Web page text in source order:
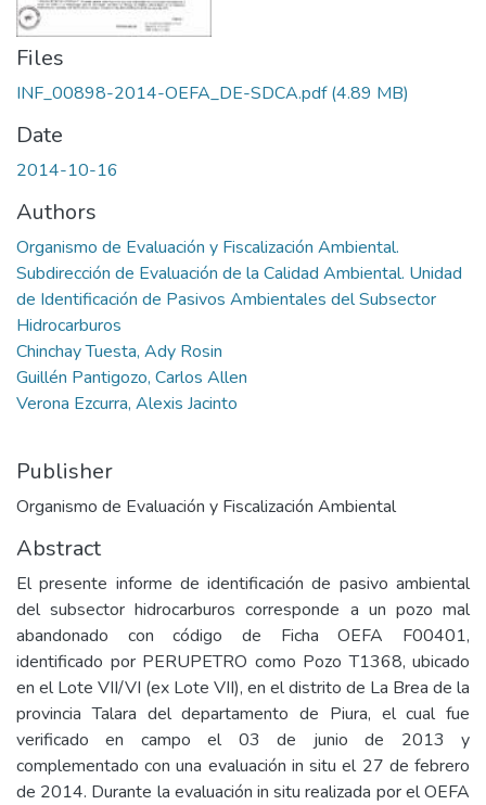
Files
INF_00898-2014-OEFA_DE-SDCA.pdf(4.89 MB)
Date
2014-10-16
Authors
Organismo de Evaluación y Fiscalización Ambiental.
Subdirección de Evaluación de la Calidad Ambiental. Unidad
de Identificación de Pasivos Ambientales del Subsector
Hidrocarburos
Chinchay Tuesta, Ady Rosin
Guillén Pantigozo, Carlos Allen
Verona Ezcurra, Alexis Jacinto
Publisher
Organismo de Evaluación y Fiscalización Ambiental
Abstract
El presente informe de identificación de pasivo ambiental
del subsector hidrocarburos corresponde a un pozo mal
abandonado con código de Ficha OEFA F00401,
identificado por PERUPETRO como Pozo T1368, ubicado
en el Lote VII/VI (ex Lote VII), en el distrito de La Brea de la
provincia Talara del departamento de Piura, el cual fue
verificado en campo el 03 de junio de 2013 y
complementado con una evaluación in situ el 27 de febrero
de 2014. Durante la evaluación in situ realizada por el OEFA